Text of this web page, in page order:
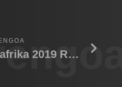
Sudáfrica-Hegoafrika 2019 Robben I.